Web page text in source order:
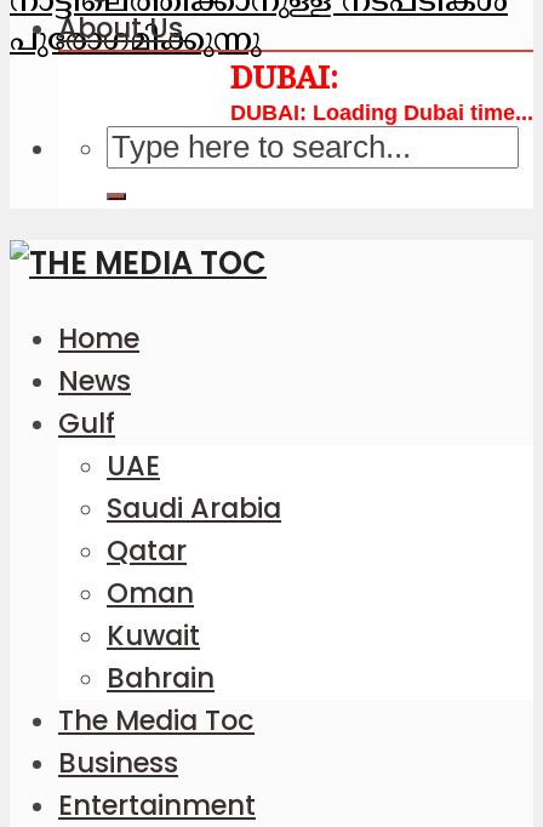
പുരോഗമിക്കുന്നു
Loading Dubai time...
About Us
Home
News
Gulf
UAE
Saudi Arabia
Qatar
Oman
Kuwait
Bahrain
The Media Toc
Business
Entertainment